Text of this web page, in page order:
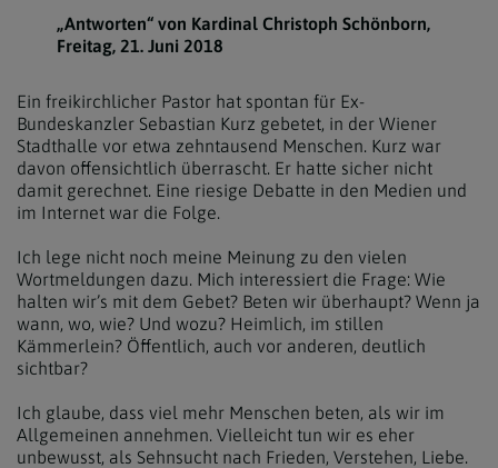
„Antworten“ von Kardinal Christoph Schönborn,
Freitag, 21. Juni 2018
Ein freikirchlicher Pastor hat spontan für Ex-
Bundeskanzler Sebastian Kurz gebetet, in der Wiener
Stadthalle vor etwa zehntausend Menschen. Kurz war
davon offensichtlich überrascht. Er hatte sicher nicht
damit gerechnet. Eine riesige Debatte in den Medien und
im Internet war die Folge.
Ich lege nicht noch meine Meinung zu den vielen
Wortmeldungen dazu. Mich interessiert die Frage: Wie
halten wir’s mit dem Gebet? Beten wir überhaupt? Wenn ja
wann, wo, wie? Und wozu? Heimlich, im stillen
Kämmerlein? Öffentlich, auch vor anderen, deutlich
sichtbar?
Ich glaube, dass viel mehr Menschen beten, als wir im
Allgemeinen annehmen. Vielleicht tun wir es eher
unbewusst, als Sehnsucht nach Frieden, Verstehen, Liebe.